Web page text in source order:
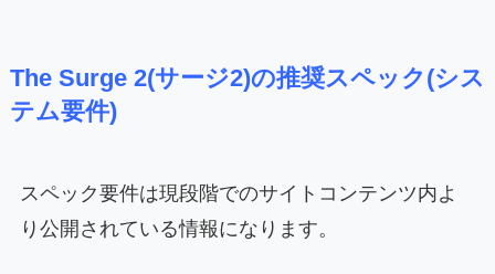
The Surge 2(サージ2)の推奨スペック(シス
テム要件)
スペック要件は現段階でのサイトコンテンツ内よ
り公開されている情報になります。